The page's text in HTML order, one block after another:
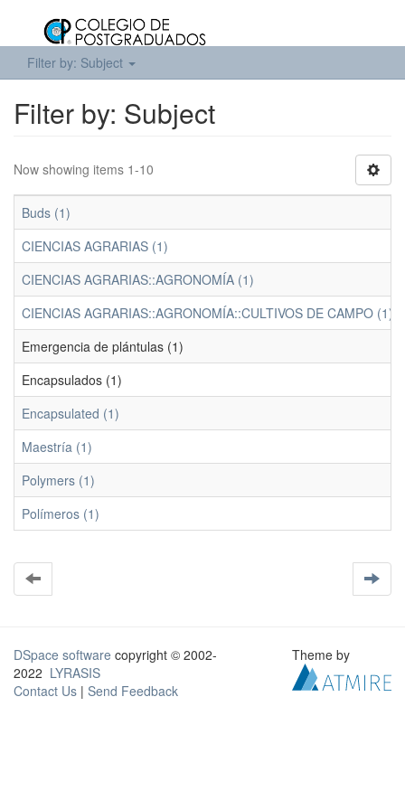
Filter by: Subject
Filter by: Subject
Now showing items 1-10
Buds (1)
CIENCIAS AGRARIAS (1)
CIENCIAS AGRARIAS::AGRONOMÍA (1)
CIENCIAS AGRARIAS::AGRONOMÍA::CULTIVOS DE CAMPO (1)
Emergencia de plántulas (1)
Encapsulados (1)
Encapsulated (1)
Maestría (1)
Polymers (1)
Polímeros (1)
DSpace software copyright © 2002-
2022 LYRASIS
Contact Us | Send Feedback
Theme by